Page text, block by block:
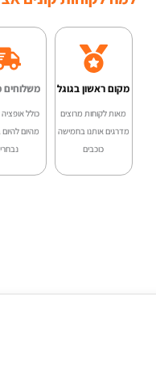
מקום ראשון בגוגל
מאות לקוחות מרוצים
מדרגים אותנו בחמישה
כוכבים
משלוחים
כולל
מהיום להיום